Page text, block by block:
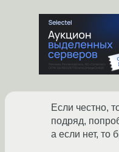
Если честно,
подряд,
а если нет, то